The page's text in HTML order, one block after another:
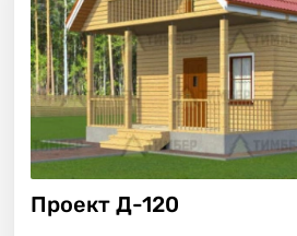
Проект Д-120